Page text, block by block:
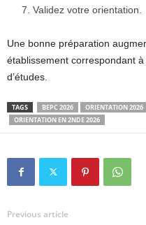
Validez votre orientation.
Une bonne préparation
établissement correspondant
d’études.
TAGS BEPC 2026 ORIENTATION 2026
ORIENTATION EN 2NDE 2026
Previous article